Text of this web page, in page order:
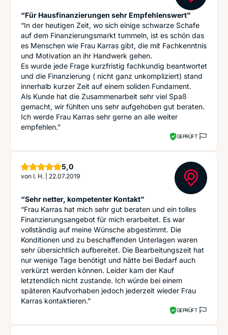
“Für Hausfinanzierungen sehr Empfehlenswert”
“In der heutigen Zeit, wo sich einige schwarze Schafe
auf dem Finanzierungsmarkt tummeln, ist es schön das
es Menschen wie Frau Karras gibt, die mit Fachkenntnis
und Motivation an ihr Handwerk gehen.
Es wurde jede Frage kurzfristig fachkundig beantwortet
und die Finanzierung ( nicht ganz unkompliziert) stand
innerhalb kurzer Zeit auf einem soliden Fundament.
Als Kunde hat die Zusammenarbeit sehr viel Spaß
gemacht, wir fühlten uns sehr aufgehoben gut beraten.
Ich werde Frau Karras sehr gerne an alle weiter
empfehlen.”
GEPRÜFT
5,0Sterne
von I. H. 22.07.2019
“Sehr netter, kompetenter Kontakt”
“Frau Karras hat mich sehr gut beraten und ein tolles
Finanzierungsangebot für mich erarbeitet. Es war
vollständig auf meine Wünsche abgestimmt. Die
Konditionen und zu beschaffenden Unterlagen waren
sehr übersichtlich aufbereitet. Die Bearbeitungszeit hat
nur wenige Tage benötigt und hätte bei Bedarf auch
verkürzt werden können. Leider kam der Kauf
letztendlich nicht zustande. Ich würde bei einem
späteren Kaufvorhaben jedoch jederzeit wieder Frau
Karras kontaktieren.”
GEPRÜFT